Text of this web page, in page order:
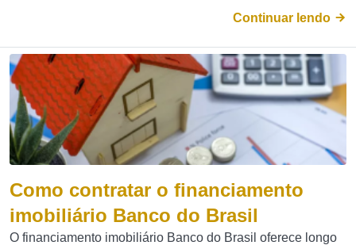
Continuar lendo
Como contratar o financiamento
imobiliário Banco do Brasil
O financiamento imobiliário Banco do Brasil oferece longo